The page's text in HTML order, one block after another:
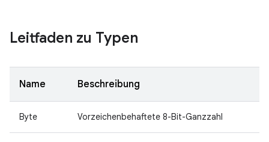
Leitfaden zu Typen
Name Beschreibung
Byte Vorzeichenbehaftete 8-Bit-Ganzzahl